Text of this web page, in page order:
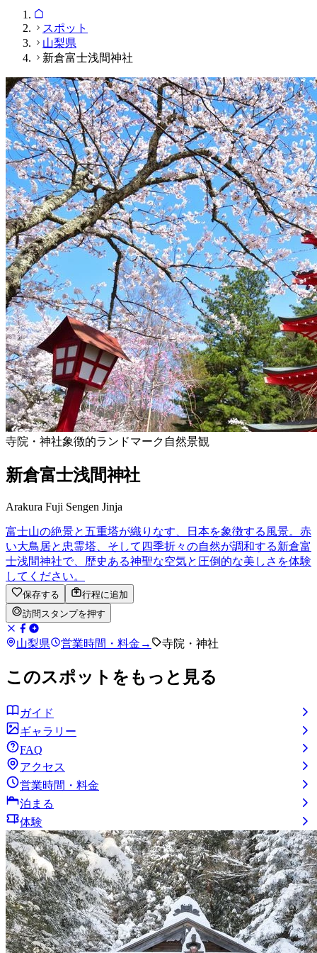
スポット
山梨県
新倉富士浅間神社
寺院・神社象徴的ランドマーク 自然景観
新倉富士浅間神社
Arakura Fuji Sengen Jinja
富士山の絶景と五重塔が織りなす、日本を象徴する風景。赤
い大鳥居と忠霊塔、そして四季折々の自然が調和する新倉富
士浅間神社で、歴史ある神聖な空気と圧倒的な美しさを体験
してください。
保存する
行程に追加
訪問スタンプを押す
山梨県 営業時間・料金 → 寺院・神社
このスポットをもっと見る
ガイド
ギャラリー
FAQ
アクセス
営業時間・料金
泊まる
体験